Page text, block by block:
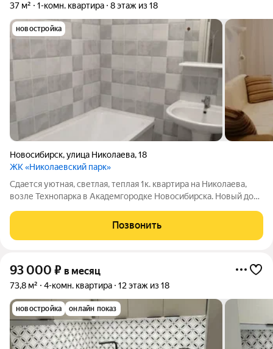
37 м² 1-комн. квартира 8 этаж из 18
новостройка
Новосибирск,улица Николаева,18
ЖК «Николаевский парк»
Сдается уютная, светлая, теплая 1к. квартира на Николаева,
возле Технопарка в Академгородке Новосибирска. Новый дом,
шага до Гусей (Технопарка), Эдема, Быстронома и т.д. ))
Прекрасный вариант
Позвонить
93 000 ₽ в месяц
73,8 м² 4-комн. квартира 12 этаж из 18
новостройка онлайн показ